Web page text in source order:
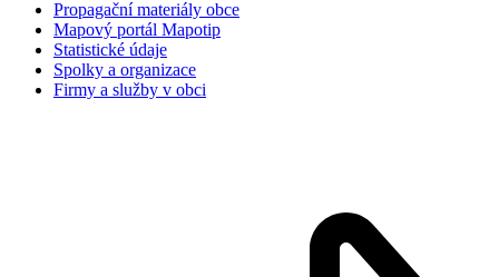
Propagační materiály obce
Mapový portál Mapotip
Statistické údaje
Spolky a organizace
Firmy a služby v obci